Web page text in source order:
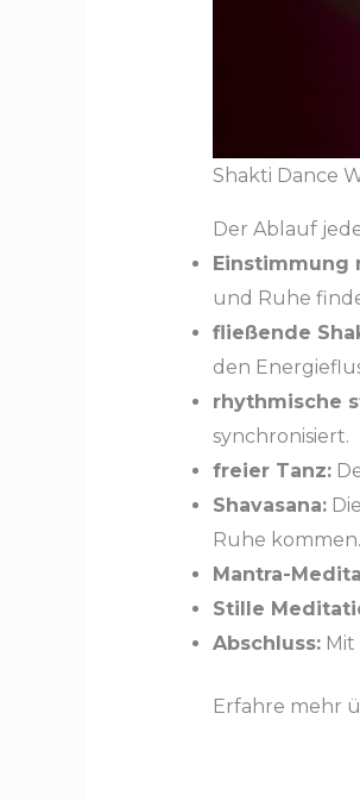
Shakti Dance
Der Ablauf
Einstimmung
und Ruhe
fließende
den
rhythmische
synchronisiert.
freier Tanz:
Shavasana:
Ruhe kommen.
Mantra-
Stille
Abschluss:Mit
Erfahre mehr